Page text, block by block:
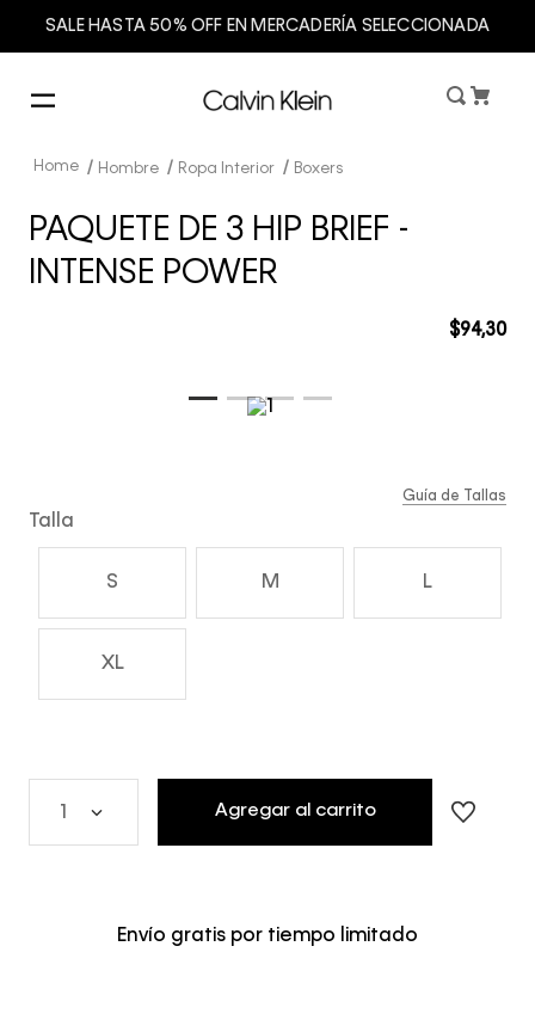
SALE HASTA 50% OFF EN MERCADERÍA SELECCIONADA
Hombre Ropa Interior Boxers
PAQUETE DE 3 HIP BRIEF -
INTENSE POWER
$94,30
Talla
S M L
XL
Guía de Tallas
Agregar al carrito
Envío gratis por tiempo limitado